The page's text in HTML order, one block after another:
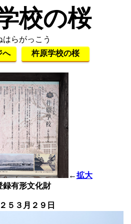
校の桜
はらがっこう
へ
杵原学校の桜
←拡大
録有形文化財
５３月２９日